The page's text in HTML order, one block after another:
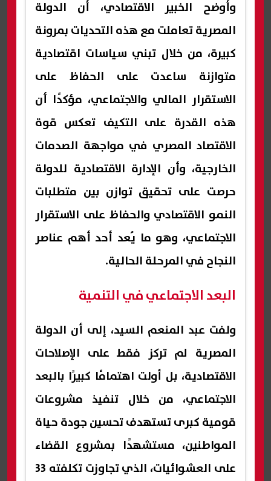
وأوضح الخبير الاقتصادي، أن الدولة
المصرية تعاملت مع هذه التحديات بمرونة
كبيرة، من خلال تبني سياسات اقتصادية
متوازنة ساعدت على الحفاظ على
الاستقرار المالي والاجتماعي، مؤكدًا أن
هذه القدرة على التكيف تعكس قوة
الاقتصاد المصري في مواجهة الصدمات
الخارجية، وأن الإدارة الاقتصادية للدولة
حرصت على تحقيق توازن بين متطلبات
النمو الاقتصادي والحفاظ على الاستقرار
الاجتماعي، وهو ما يُعد أحد أهم عناصر
النجاح في المرحلة الحالية.
البعد الاجتماعي في التنمية
ولفت عبد المنعم السيد، إلى أن الدولة
المصرية لم تركز فقط على الإصلاحات
الاقتصادية، بل أولت اهتمامًا كبيرًا بالبعد
الاجتماعي، من خلال تنفيذ مشروعات
قومية كبرى تستهدف تحسين جودة حياة
المواطنين، مستشهدًا بمشروع القضاء
على العشوائيات، الذي تجاوزت تكلفته 33